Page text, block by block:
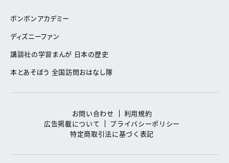
ボンボンアカデミー
ディズニーファン
講談社の学習まんが 日本の歴史
本とあそぼう 全国訪問おはなし隊
お問い合わせ
利用規約
広告掲載について
プライバシーポリシー
特定商取引法に基づく表記